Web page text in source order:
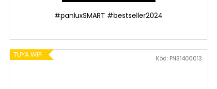
#panluxSMART #bestseller2024
TUYA WIFI Kód: PN31400013